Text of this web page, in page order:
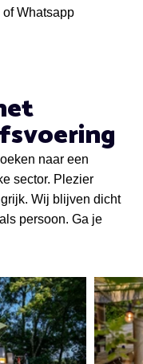
Whatsapp
naar een
sector. Plezier
Wij blijven dicht
persoon. Ga je